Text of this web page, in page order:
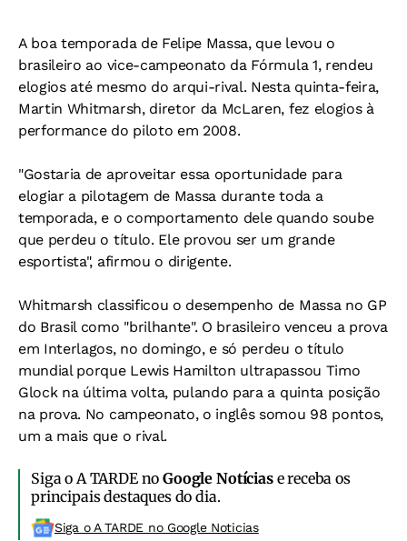
A boa temporada de Felipe Massa, que levou o
brasileiro ao vice-campeonato da Fórmula 1, rendeu
elogios até mesmo do arqui-rival. Nesta quinta-feira,
Martin Whitmarsh, diretor da McLaren, fez elogios à
performance do piloto em 2008.
"Gostaria de aproveitar essa oportunidade para
elogiar a pilotagem de Massa durante toda a
temporada, e o comportamento dele quando soube
que perdeu o título. Ele provou ser um grande
esportista", afirmou o dirigente.
Whitmarsh classificou o desempenho de Massa no GP
do Brasil como "brilhante". O brasileiro venceu a prova
em Interlagos, no domingo, e só perdeu o título
mundial porque Lewis Hamilton ultrapassou Timo
Glock na última volta, pulando para a quinta posição
na prova. No campeonato, o inglês somou 98 pontos,
um a mais que o rival.
Siga o A TARDE noGoogle Notíciase receba os
principais destaques do dia.
Siga o A TARDE no Google Noticias